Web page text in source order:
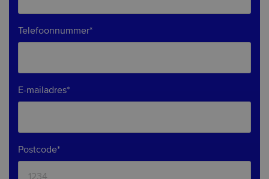
Telefoonnummer*
E-mailadres*
Postcode*